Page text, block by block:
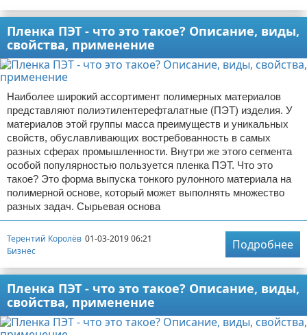
Пленка ПЭТ - что это такое? Описание, виды,
свойства, применение
Наиболее широкий ассортимент полимерных материалов
представляют полиэтилентерефталатные (ПЭТ) изделия. У
материалов этой группы масса преимуществ и уникальных
свойств, обуславливающих востребованность в самых
разных сферах промышленности. Внутри же этого сегмента
особой популярностью пользуется пленка ПЭТ. Что это
такое? Это форма выпуска тонкого рулонного материала на
полимерной основе, который может выполнять множество
разных задач. Сырьевая основа
Терентий Королёв 01-03-2019 06:21
Бизнес
Подробнее
Пленка ПЭТ - что это такое? Описание, виды,
свойства, применение